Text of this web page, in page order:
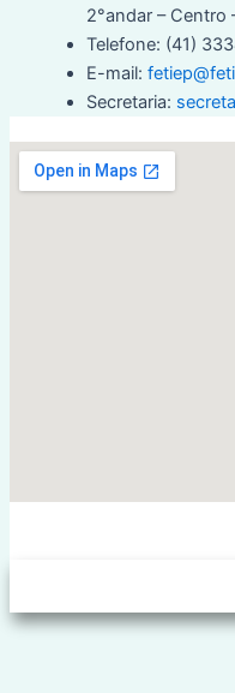
2°andar – Centro
Telefone: (41)
E-mail:
Secretaria: